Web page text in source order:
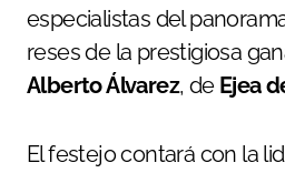
especialistas del
reses de la prestigiosa
Alberto Álvarez, de Ejea
El festejo contará con la